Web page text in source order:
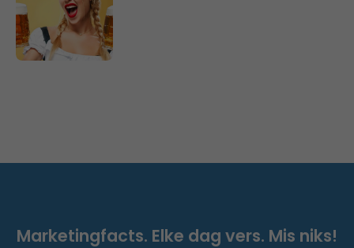
Marketingfacts. Elke dag vers. Mis niks!